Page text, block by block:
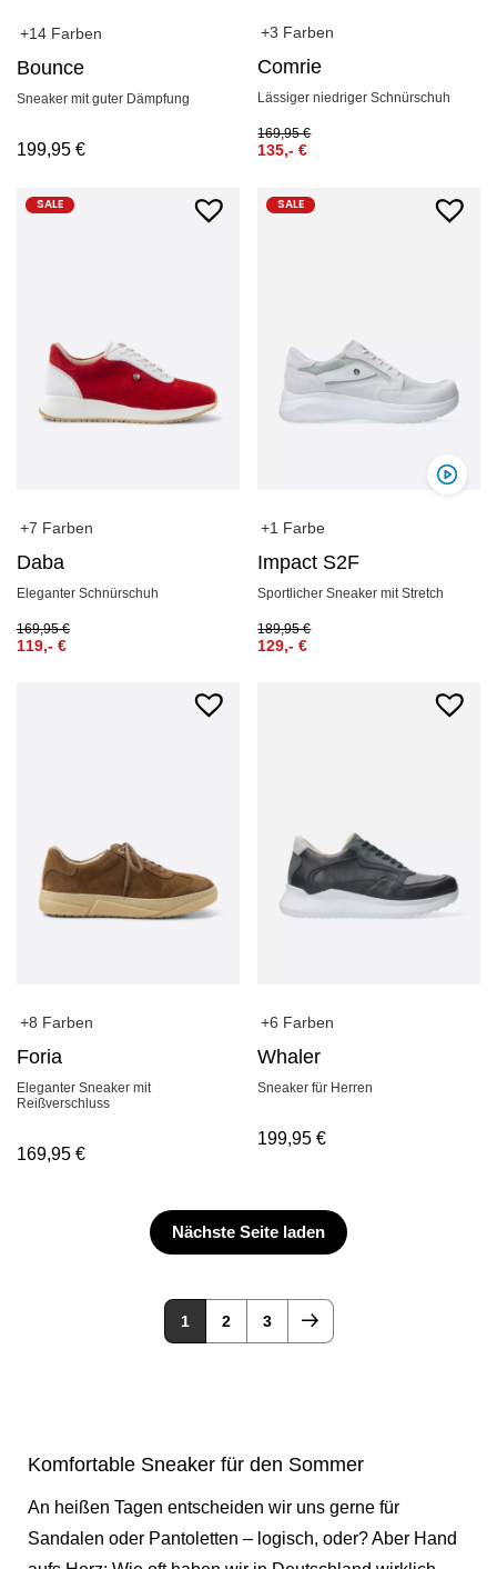
+14 Farben
Bounce
Sneaker mit guter Dämpfung
199,95 €
+3 Farben
Comrie
Lässiger niedriger Schnürschuh
169,95€
135,-€
SALE
+7 Farben
Daba
Eleganter Schnürschuh
169,95€
119,- €
SALE
+1 Farbe
Impact S2F
Sportlicher Sneaker mit Stretch
189,95€
129,-€
+8 Farben
Foria
Eleganter Sneaker mit
Reißverschluss
169,95 €
+6 Farben
Whaler
Sneaker für Herren
199,95€
Nächste Seite laden
1 2 3
Komfortable Sneaker für den Sommer
An heißen Tagen entscheiden wir uns gerne für
Sandalen oder Pantoletten – logisch, oder? Aber Hand